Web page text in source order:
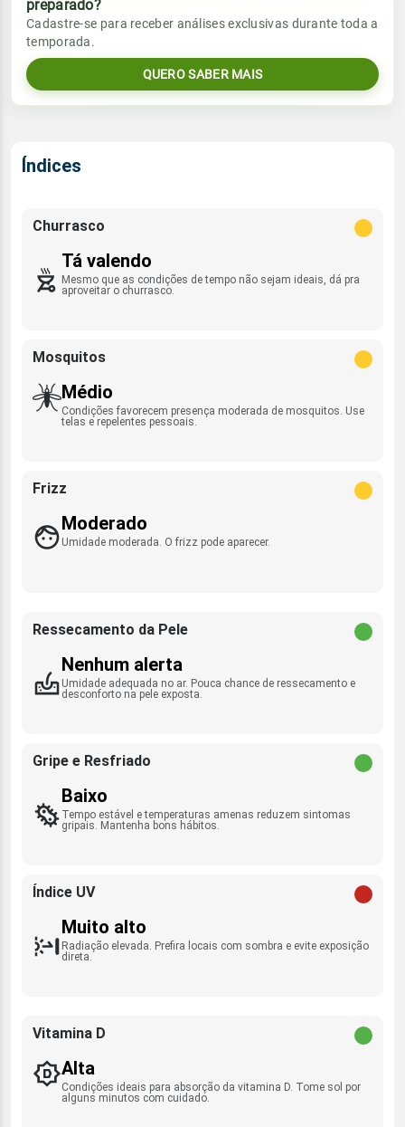
Umidade do ar
42%97%
Rajada de vento
Sol
06:05h às 18:02h
Lua
Chuva
0.6mm
Umidade do ar
Vento
NNE - 5km/h
Rajada de vento
Sol
preparado?
Cadastre-se para receber análises exclusivas durante toda a
temporada.
QUERO SABER MAIS
Índices
Churrasco
Tá valendo
Mesmo que as condições de tempo não sejam ideais, dá pra
aproveitar o churrasco.
Mosquitos
Médio
Condições favorecem presença moderada de mosquitos. Use
telas e repelentes pessoais.
Frizz
Moderado
Umidade moderada. O frizz pode aparecer.
Ressecamento da Pele
Nenhum alerta
Umidade adequada no ar. Pouca chance de ressecamento e
desconforto na pele exposta.
Gripe e Resfriado
Baixo
Tempo estável e temperaturas amenas reduzem sintomas
gripais. Mantenha bons hábitos.
Índice UV
Muito alto
Radiação elevada. Prefira locais com sombra e evite exposição
direta.
Vitamina D
Alta
Condições ideais para absorção da vitamina D. Tome sol por
alguns minutos com cuidado.